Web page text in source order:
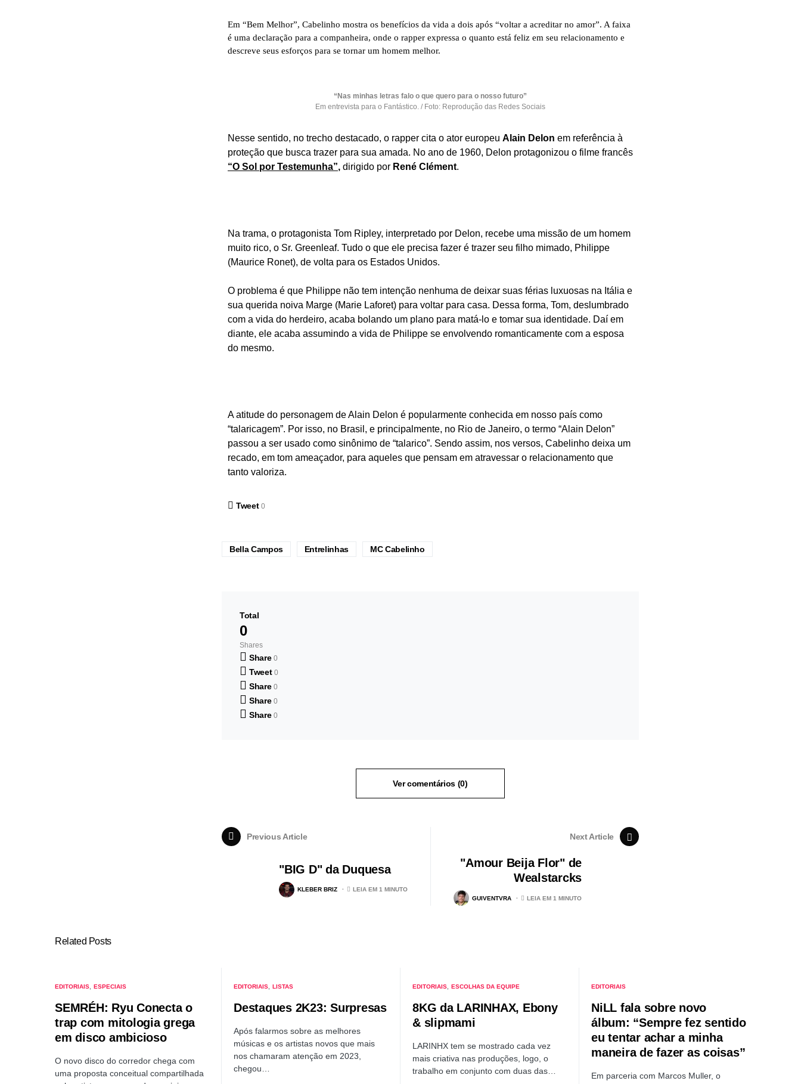
Em “Bem Melhor”, Cabelinho mostra os benefícios da vida a dois após “voltar a acreditar no amor”. A faixa
é uma declaração para a companheira, onde o rapper expressa o quanto está feliz em seu relacionamento e
descreve seus esforços para se tornar um homem melhor.
“Nas minhas letras falo o que quero para o nosso futuro”
Em entrevista para o Fantástico. / Foto: Reprodução das Redes Sociais
Nesse sentido, no trecho destacado, o rapper cita o ator europeu Alain Delon em referência à
proteção que busca trazer para sua amada. No ano de 1960, Delon protagonizou o filme francês
“O Sol por Testemunha”, dirigido por René Clément.
Na trama, o protagonista Tom Ripley, interpretado por Delon, recebe uma missão de um homem
muito rico, o Sr. Greenleaf. Tudo o que ele precisa fazer é trazer seu filho mimado, Philippe
(Maurice Ronet), de volta para os Estados Unidos.
O problema é que Philippe não tem intenção nenhuma de deixar suas férias luxuosas na Itália e
sua querida noiva Marge (Marie Laforet) para voltar para casa. Dessa forma, Tom, deslumbrado
com a vida do herdeiro, acaba bolando um plano para matá-lo e tomar sua identidade. Daí em
diante, ele acaba assumindo a vida de Philippe se envolvendo romanticamente com a esposa
do mesmo.
A atitude do personagem de Alain Delon é popularmente conhecida em nosso país como
“talaricagem”. Por isso, no Brasil, e principalmente, no Rio de Janeiro, o termo “Alain Delon”
passou a ser usado como sinônimo de “talarico”. Sendo assim, nos versos, Cabelinho deixa um
recado, em tom ameaçador, para aqueles que pensam em atravessar o relacionamento que
tanto valoriza.
Tweet 0
Bella Campos Entrelinhas MC Cabelinho
Total
0
Shares
Share 0
Tweet 0
Share 0
Share 0
Share 0
Ver comentários (0)
Previous Article
"BIG D" da Duquesa
KLEBER BRIZ LEIA EM 1 MINUTO
Next Article
"Amour Beija Flor" de
Wealstarcks
GUIVENTVRA LEIA EM 1 MINUTO
Related Posts
EDITORIAIS ESPECIAIS
SEMRÉH: Ryu Conecta o
trap com mitologia grega
em disco ambicioso
O novo disco do corredor chega com
uma proposta conceitual compartilhada
EDITORIAIS LISTAS
Destaques 2K23: Surpresas
Após falarmos sobre as melhores
músicas e os artistas novos que mais
nos chamaram atenção em 2023,
chegou…
EDITORIAIS ESCOLHAS DA EQUIPE
8KG da LARINHAX, Ebony
& slipmami
LARINHX tem se mostrado cada vez
mais criativa nas produções, logo, o
trabalho em conjunto com duas das…
EDITORIAIS
NiLL fala sobre novo
álbum: “Sempre fez sentido
eu tentar achar a minha
maneira de fazer as coisas”
Em parceria com Marcos Muller, o